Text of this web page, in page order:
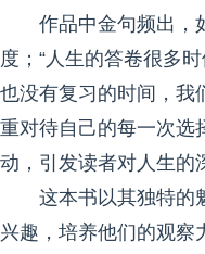
作品中金句频出，
度；“人生的答卷很多
也没有复习的时间，我
重对待自己的每一次选
动，引发读者对人生的
这本书以其独特的
兴趣，培养他们的观察